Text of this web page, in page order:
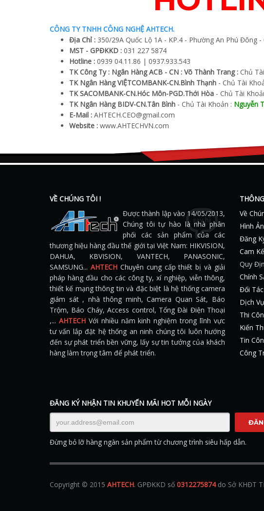
CÔNG TY TNHH CÔNG NGHỆ AHTECH.
Địa Chỉ : 350/29A Quốc Lộ 1A - KP.4 - Phường An Phú Đông -
MST - GPĐKKD : 031 227 5874
Hotline : 0939 04.11.86 | 0937.933.543
TK Công Ty : Ngân Hàng ACB - CN : Võ Thành Trang : Chủ
TK Ngân Hàng VIỆTCOMBANK-CN.Bình Thạnh - Chủ Tài
TK SACOMBANK-CN.Hóc Môn-PGD.Thới Hòa - Chủ Tài
TK Ngân Hàng BIDV-CN.Tân Bình - Chủ Tài Khoản : Nguyễn
E-Mail : AHTECH.CEO@gmail.com
Website : www.AHTECHVN.com
VỀ CHÚNG TÔI !
Được thành lập vào 14/05/2013,
Chúng tôi tự hào là nhà phân
phối các sản phẩm của các
thương hiệu hàng đầu thế giới tại Việt Nam: HIKVISION,
DAHUA, KBVISION, VANTECH, PANASONIC,
SAMSUNG... AHTECH Chuyên cung cấp thiết bị và giải
pháp hàng đầu cho các công ty, xí nghiệp, viễn thông,
thiết kế mạng thông tin và đặc biệt là hệ thống camera
giám sát , nhà thông minh, Camera Quan Sát, Báo
Trộm, Báo Cháy, Access control, Tổng Đài Điện Thoại
,... AHTECHVới nhiều năm kinh nghiệm trong lĩnh vực
tư vấn lắp đặt hệ thống an ninh chúng tôi luôn hướng
đến sự phát triển bền vững, lấy sự tin tưởng của khách
hàng làm trọng tâm để phát triển.
Về
Hình
Đăng
Cam
Quy
Chính
Đối
Dịch
Thi
Kiến
Tin
Công
ĐĂNG KÝ NHẬN TIN KHUYẾN MÃI HOT MỖI NGÀY
Đừng bỏ lỡ hàng ngàn sản phẩm từ chương trình siêu hấp dẫn.
Copyright © 2015 AHTECH. GPĐKKD số 0312275874do Sở KHĐT